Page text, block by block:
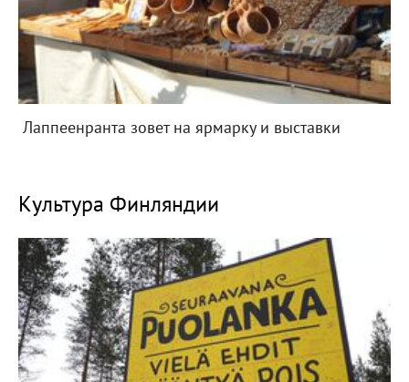
Лаппеенранта зовет на ярмарку и выставки
Культура Финляндии